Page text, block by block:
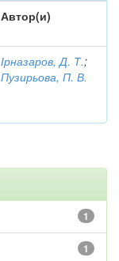
Автор(и)
Ірназаров, Д. Т.;
Пузирьова, П. В.
1
1